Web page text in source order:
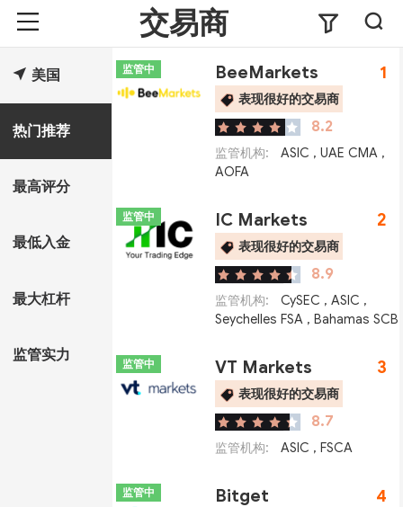
交易商
美国
热门推荐
最高评分
最低入金
最大杠杆
监管实力
监管中 BeeMarkets 1
表现很好的交易商
8.2
监管机构: ASIC , UAE CMA ,
AOFA
监管中 IC Markets 2
表现很好的交易商
8.9
监管机构: CySEC , ASIC ,
Seychelles FSA , Bahamas SCB
监管中 VT Markets 3
表现很好的交易商
8.7
监管机构: ASIC , FSCA
监管中 Bitget 4